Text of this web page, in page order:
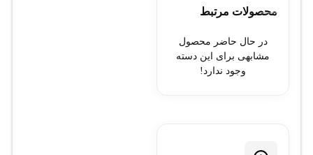
محصولات مرتبط
در حال حاضر محصول
مشابهی برای این دسته
وجود ندارد!